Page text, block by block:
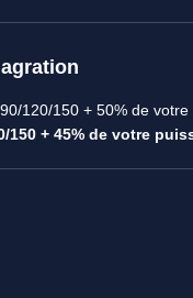
120/150 + 50% de votre
150 + 45% de votre